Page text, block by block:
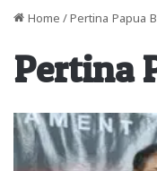
Home / Pertina Papua
Pertina